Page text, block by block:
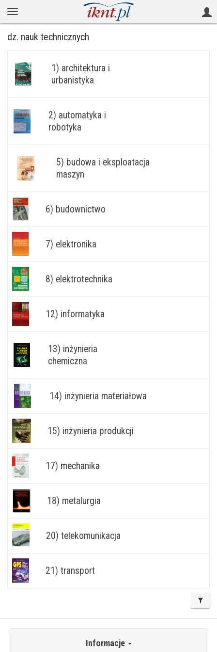
dz. nauk technicznych
1) architektura i
urbanistyka
2) automatyka i
robotyka
5) budowa i eksploatacja
maszyn
6) budownictwo
7) elektronika
8) elektrotechnika
12) informatyka
13) inżynieria
chemiczna
14) inżynieria materiałowa
15) inżynieria produkcji
17) mechanika
18) metalurgia
20) telekomunikacja
21) transport
Informacje